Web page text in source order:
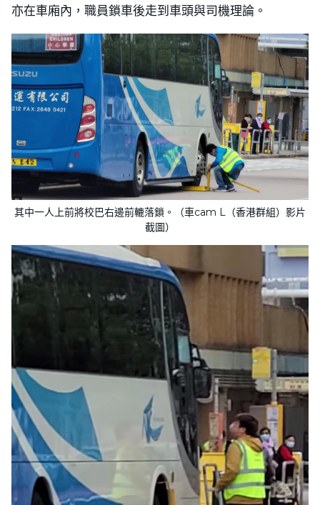
亦在車廂內，職員鎖車後走到車頭與司機理論。
其中一人上前將校巴右邊前轆落鎖。（車cam L（香港群組）影片
截圖）